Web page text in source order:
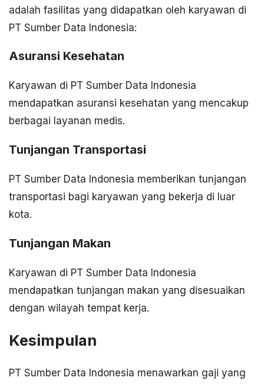
adalah fasilitas yang didapatkan oleh karyawan di
PT Sumber Data Indonesia:
Asuransi Kesehatan
Karyawan di PT Sumber Data Indonesia
mendapatkan asuransi kesehatan yang mencakup
berbagai layanan medis.
Tunjangan Transportasi
PT Sumber Data Indonesia memberikan tunjangan
transportasi bagi karyawan yang bekerja di luar
kota.
Tunjangan Makan
Karyawan di PT Sumber Data Indonesia
mendapatkan tunjangan makan yang disesuaikan
dengan wilayah tempat kerja.
Kesimpulan
PT Sumber Data Indonesia menawarkan gaji yang